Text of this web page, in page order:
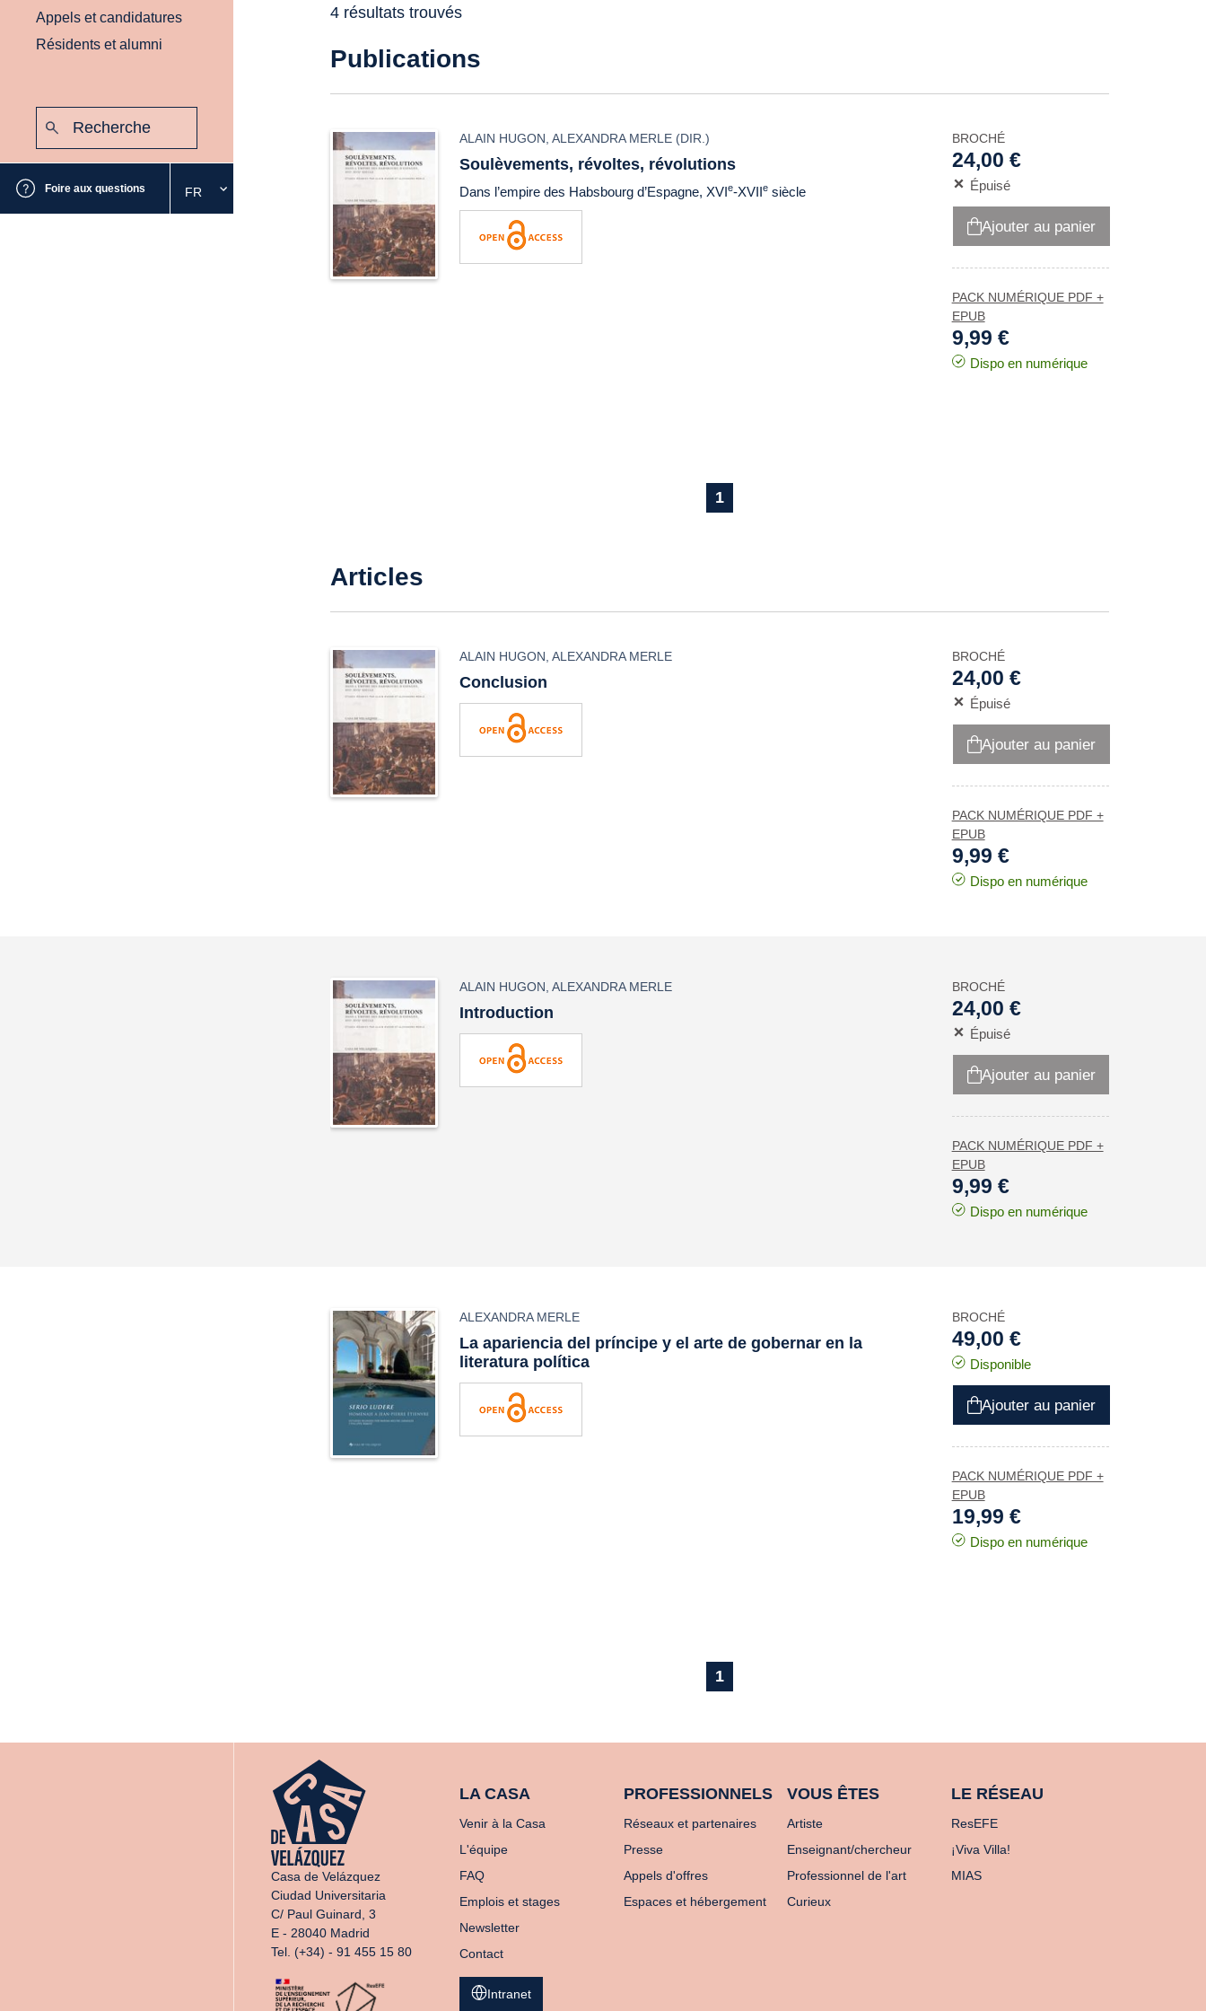
Appels et candidatures
Résidents et alumni
Foire aux questions
Sélectionnez
la
FR
4 résultats trouvés
Publications
ALAIN HUGON ,ALEXANDRA MERLE (DIR.)
Soulèvements, révoltes, révolutions
Dans l’empire des Habsbourg d’Espagne, XVIe-XVIIe siècle
BROCHÉ
24,00 €
Épuisé
Ajouter au panier
PACK NUMÉRIQUE PDF +
EPUB
9,99 €
Dispo en numérique
1
Articles
ALAIN HUGON ,ALEXANDRA MERLE
Conclusion
BROCHÉ
24,00 €
Épuisé
Ajouter au panier
PACK NUMÉRIQUE PDF +
EPUB
9,99 €
Dispo en numérique
ALAIN HUGON ,ALEXANDRA MERLE
Introduction
BROCHÉ
24,00 €
Épuisé
Ajouter au panier
PACK NUMÉRIQUE PDF +
EPUB
9,99 €
Dispo en numérique
ALEXANDRA MERLE
La apariencia del príncipe y el arte de gobernar en la
literatura política
BROCHÉ
49,00 €
Disponible
Ajouter au panier
PACK NUMÉRIQUE PDF +
EPUB
19,99 €
Dispo en numérique
1
Casa de Velázquez
Ciudad Universitaria
C/ Paul Guinard, 3
E - 28040 Madrid
Tel. (+34) - 91 455 15 80
LA CASA
Venir à la Casa
L'équipe
FAQ
Emplois et stages
Newsletter
Contact
PROFESSIONNELS
Réseaux et partenaires
Presse
Appels d'offres
Espaces et hébergement
VOUS ÊTES
Artiste
Enseignant/chercheur
Professionnel de l'art
Curieux
LE RÉSEAU
ResEFE
¡Viva Villa!
MIAS
Intranet